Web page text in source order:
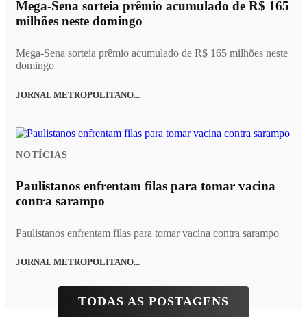
Mega-Sena sorteia prêmio acumulado de R$ 165
milhões neste domingo
Mega-Sena sorteia prêmio acumulado de R$ 165 milhões neste
domingo
JORNAL METROPOLITANO...
NOTÍCIAS
Paulistanos enfrentam filas para tomar vacina
contra sarampo
Paulistanos enfrentam filas para tomar vacina contra sarampo
JORNAL METROPOLITANO...
TODAS AS POSTAGENS